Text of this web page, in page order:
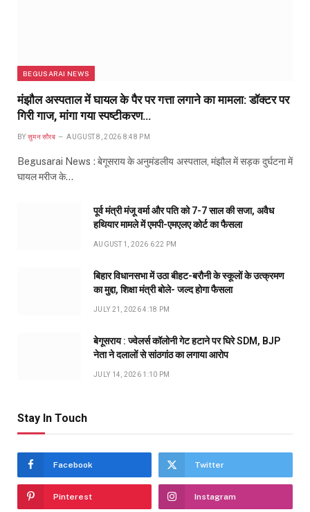
BEGUSARAI NEWS
मंझौल अस्पताल में घायल के पैर पर गत्ता लगाने का मामला: डॉक्टर पर
गिरी गाज, मांगा गया स्पष्टीकरण…
BY सुमन सौरब AUGUST 8, 2026 8:48 PM
Begusarai News : बेगूसराय के अनुमंडलीय अस्पताल, मंझौल में सड़क दुर्घटना में
घायल मरीज के…
पूर्व मंत्री मंजू वर्मा और पति को 7-7 साल की सजा, अवैध
हथियार मामले में एमपी-एमएलए कोर्ट का फैसला
AUGUST 1, 2026 6:22 PM
बिहार विधानसभा में उठा बीहट-बरौनी के स्कूलों के उत्क्रमण
का मुद्दा, शिक्षा मंत्री बोले- जल्द होगा फैसला
JULY 21, 2026 4:18 PM
बेगूसराय : ज्वेलर्स कॉलोनी गेट हटाने पर घिरे SDM, BJP
नेता ने दलालों से सांठगांठ का लगाया आरोप
JULY 14, 2026 1:10 PM
Stay In Touch
Facebook Twitter
Pinterest Instagram